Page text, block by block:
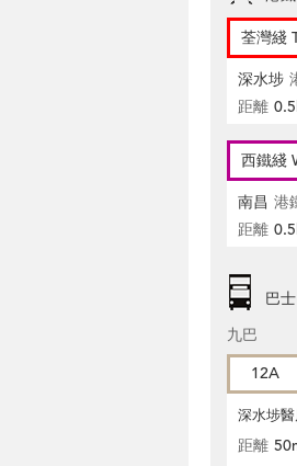
荃灣綫
深水埗
距離
西鐵綫
南昌 港
距離
巴士
九巴
12A
深水埗
距離